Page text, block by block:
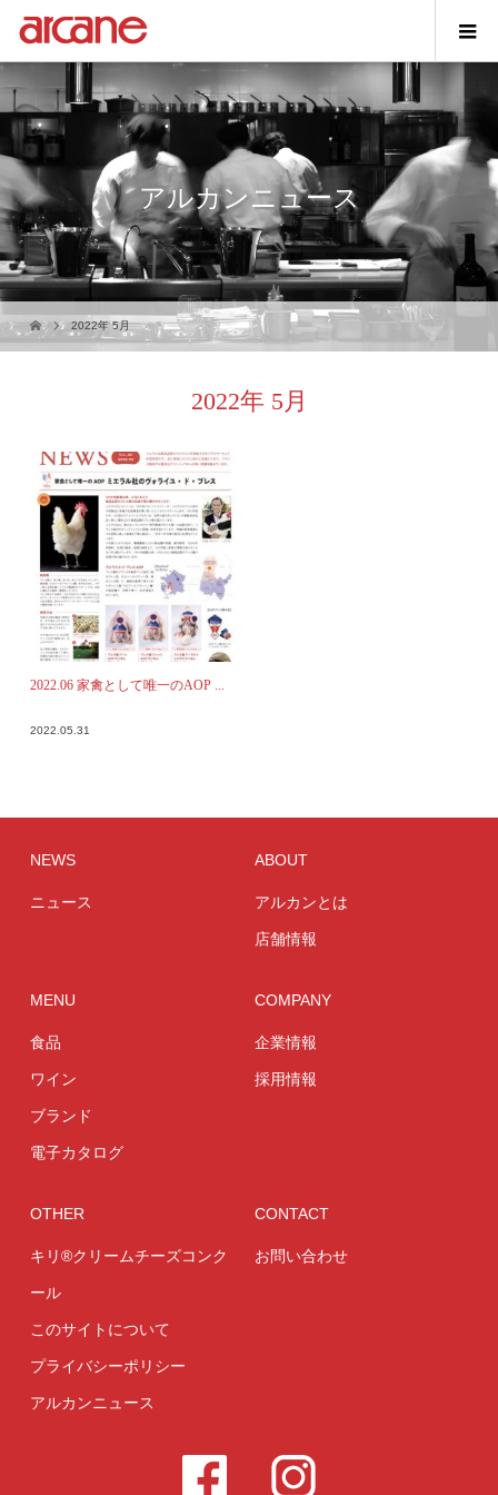
アルカンニュース
2022年 5月
2022年 5月
2022.06 家禽として唯一のAOP ...
2022.05.31
NEWS
ニュース
ABOUT
アルカンとは
店舗情報
MENU
食品
ワイン
ブランド
電子カタログ
COMPANY
企業情報
採用情報
OTHER
キリ®クリームチーズコンク
ール
このサイトについて
プライバシーポリシー
アルカンニュース
CONTACT
お問い合わせ